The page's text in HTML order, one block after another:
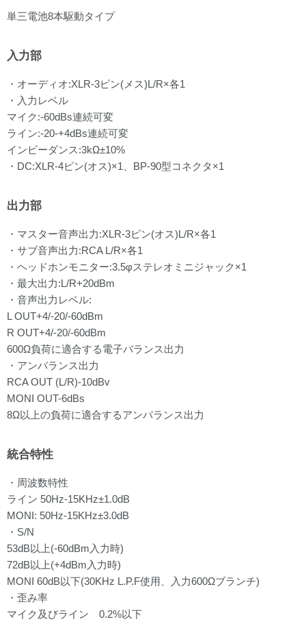
単三電池8本駆動タイプ
入力部
・オーディオ:XLR-3ピン(メス)L/R×各1
・入力レベル
マイク:-60dBs連続可変
ライン:-20-+4dBs連続可変
インビーダンス:3kΩ±10%
・DC:XLR-4ピン(オス)×1、BP-90型コネクタ×1
出力部
・マスター音声出力:XLR-3ピン(オス)L/R×各1
・サブ音声出力:RCA L/R×各1
・ヘッドホンモニター:3.5φステレオミニジャック×1
・最大出力:L/R+20dBm
・音声出力レベル:
L OUT+4/-20/-60dBm
R OUT+4/-20/-60dBm
600Ω負荷に適合する電子バランス出力
・アンバランス出力
RCA OUT (L/R)-10dBv
MONI OUT-6dBs
8Ω以上の負荷に適合するアンバランス出力
統合特性
・周波数特性
ライン 50Hz-15KHz±1.0dB
MONI: 50Hz-15KHz±3.0dB
・S/N
53dB以上(-60dBm入力時)
72dB以上(+4dBm入力時)
MONI 60dB以下(30KHz L.P.F使用、入力600Ωブランチ)
・歪み率
マイク及びライン 0.2%以下